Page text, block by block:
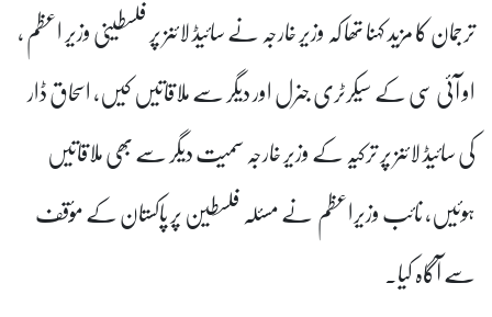
ترجمان کا مزید کہنا تھا کہ وزیر خارجہ نے سائیڈ لائنز پر فلسطینی وزیر اعظم ،
او آئی سی کے سیکرٹری جنرل اور دیگر سے ملاقاتیں کیں، اسحاق ڈار
کی سائیڈ لائنز پر ترکیہ کے وزیر خارجہ سمیت دیگر سے بھی ملاقاتیں
ہوئیں، نائب وزیراعظم نے مسئلہ فلسطین پر پاکستان کے مؤقف
سے آگاہ کیا۔